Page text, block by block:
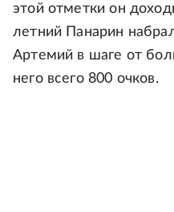
этой отметки он
летний Панарин
Артемий в шаге от
него всего 800 очков.